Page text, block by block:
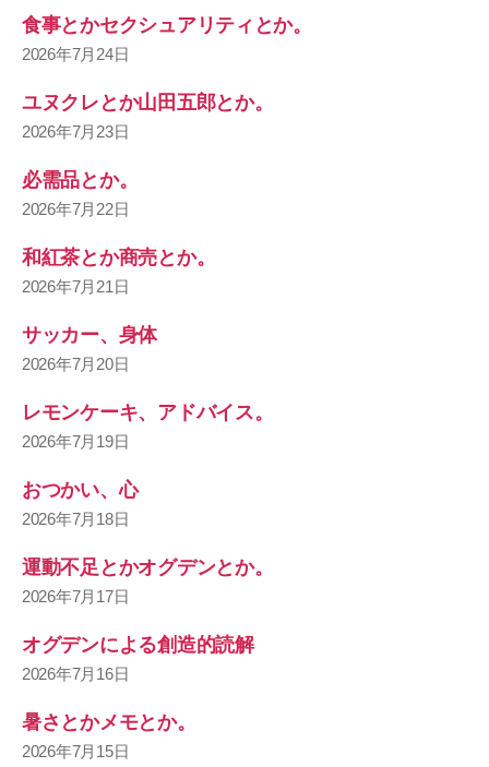
食事とかセクシュアリティとか。
2026年7月24日
ユヌクレとか山田五郎とか。
2026年7月23日
必需品とか。
2026年7月22日
和紅茶とか商売とか。
2026年7月21日
サッカー、身体
2026年7月20日
レモンケーキ、アドバイス。
2026年7月19日
おつかい、心
2026年7月18日
運動不足とかオグデンとか。
2026年7月17日
オグデンによる創造的読解
2026年7月16日
暑さとかメモとか。
2026年7月15日